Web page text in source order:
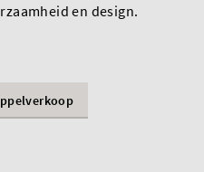
en design.